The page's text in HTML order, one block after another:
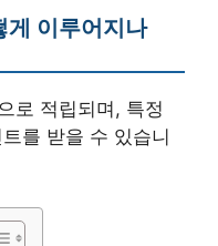
게 이루어지나
로 적립되며, 특정
를 받을 수 있습니